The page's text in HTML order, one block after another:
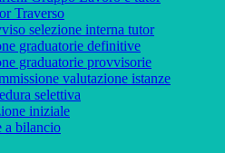
Traverso
selezione interna tutor
graduatorie definitive
graduatorie provvisorie
valutazione istanze
selettiva
iniziale
a bilancio